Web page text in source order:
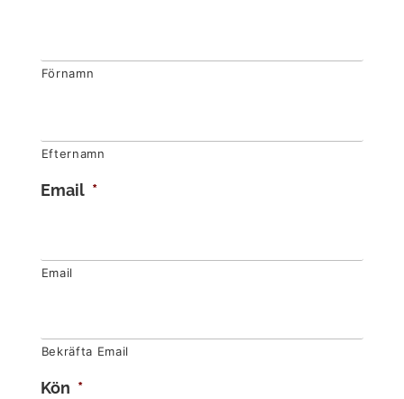
Förnamn
Efternamn
Email *
Email
Bekräfta Email
Kön *